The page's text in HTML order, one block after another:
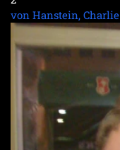
von Hanstein, Charlie